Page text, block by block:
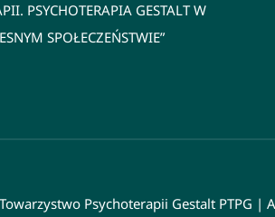
PSYCHOTERAPIA GESTALT W
SPOŁECZEŃSTWIE”
Psychoterapii Gestalt PTPG |